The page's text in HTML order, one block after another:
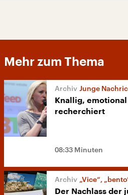
Mehr zum Thema
Junge
Knallig,
recherchiert
08:33 Minuten
„Vice“,
Der Nachlass der